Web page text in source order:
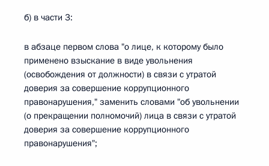
б) в части 3:
в абзаце первом слова "о лице, к которому было
применено взыскание в виде увольнения
(освобождения от должности) в связи с утратой
доверия за совершение коррупционного
правонарушения," заменить словами "об увольнении
(о прекращении полномочий) лица в связи с утратой
доверия за совершение коррупционного
правонарушения";